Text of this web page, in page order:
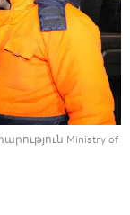
Ministry of